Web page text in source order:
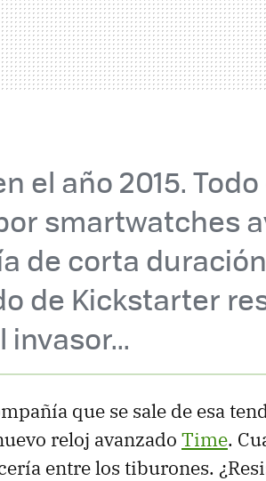
el año 2015.
smartwatches
de corta
de Kickstarter
que se sale de esa
reloj avanzado Time.
entre los tiburones.